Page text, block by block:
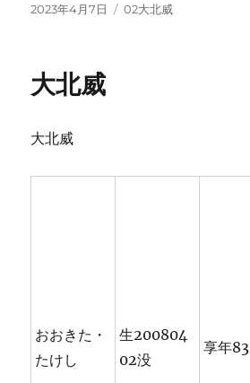
投
2023年4月7日
カ
02大北威
大北威
大北威
おおきた・
たけし
生200804
02没
享年83